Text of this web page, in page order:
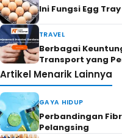
Ini Fungsi Egg
TRAVEL
Berbagai
Transport yang
Artikel Menarik Lainnya
GAYA HIDUP
Perbandingan
Pelangsing